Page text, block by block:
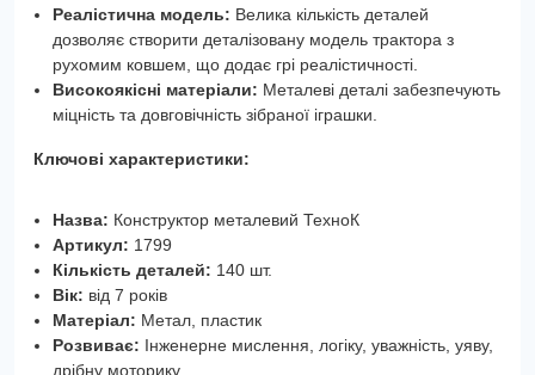
Реалістична модель: Велика кількість деталей
дозволяє створити деталізовану модель трактора з
рухомим ковшем, що додає грі реалістичності.
Високоякісні матеріали: Металеві деталі забезпечують
міцність та довговічність зібраної іграшки.
Ключові характеристики:
Назва: Конструктор металевий ТехноК
Артикул: 1799
Кількість деталей: 140 шт.
Вік: від 7 років
Матеріал: Метал, пластик
Розвиває: Інженерне мислення, логіку, уважність, уяву,
дрібну моторику